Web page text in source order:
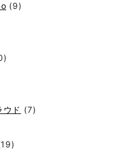
(9)
ド (7)